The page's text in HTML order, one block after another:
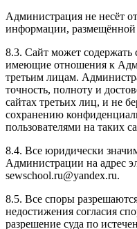
Администрация не несёт
информации,
8.3. Сайт может содержать
имеющие отношения к
третьим лицам.
точность, полноту и
сайтах третьих лиц, и не
сохранению
пользователями на таких
8.4. Все юридически
Администрации на адрес
sewschool.ru@yandex.ru.
8.5. Все споры
недостижения согласия
разрешение суда по